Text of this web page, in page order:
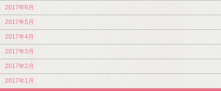
2017年6月
2017年5月
2017年4月
2017年3月
2017年2月
2017年1月